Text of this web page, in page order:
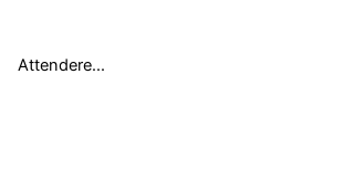
Attendere...